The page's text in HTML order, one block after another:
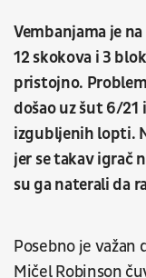
Vembanjama je
12 skokova i 3
pristojno.
došao uz šut 6/21
izgubljenih lopti.
jer se takav igrač
su ga naterali da
Posebno je važan
Mičel Robinson